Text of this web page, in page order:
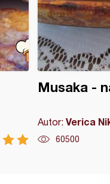
Musaka -
Autor:Verica
60500